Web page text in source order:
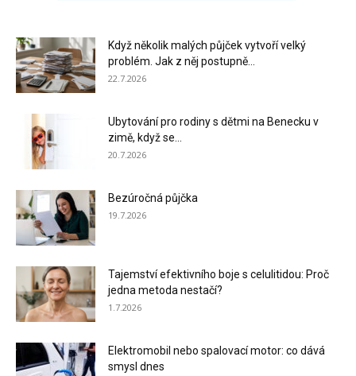
Když několik malých půjček vytvoří velký
problém. Jak z něj postupně...
22.7.2026
Ubytování pro rodiny s dětmi na Benecku v
zimě, když se...
20.7.2026
Bezúročná půjčka
19.7.2026
Tajemství efektivního boje s celulitidou: Proč
jedna metoda nestačí?
1.7.2026
Elektromobil nebo spalovací motor: co dává
smysl dnes